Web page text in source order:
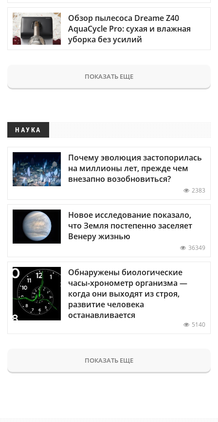
Обзор пылесоса Dreame Z40
AquaCycle Pro: сухая и влажная
уборка без усилий
ПОКАЗАТЬ ЕЩЕ
НАУКА
Почему эволюция застопорилась
на миллионы лет, прежде чем
внезапно возобновиться?
2383
Новое исследование показало,
что Земля постепенно заселяет
Венеру жизнью
36349
Обнаружены биологические
часы-хронометр организма —
когда они выходят из строя,
развитие человека
останавливается
5140
ПОКАЗАТЬ ЕЩЕ